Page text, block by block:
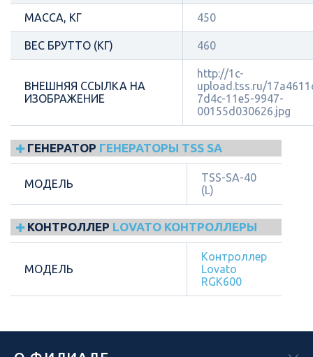
МАССА, КГ 450
ВЕС БРУТТО (КГ) 460
ВНЕШНЯЯ ССЫЛКА НА
ИЗОБРАЖЕНИЕ
http://1c-
upload.tss.ru/
7d4c-11e5-9947-
00155d030626.jpg
ГЕНЕРАТОР ГЕНЕРАТОРЫ TSS SA
МОДЕЛЬ
TSS-SA-40
(L)
КОНТРОЛЛЕР LOVATO КОНТРОЛЛЕРЫ
МОДЕЛЬ
Контроллер
Lovato
RGK600